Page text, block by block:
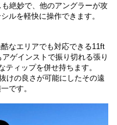
絶妙で、他のアングラーが攻
ルを軽快に操作できます。
なエリアでも対応できる11ft
ゲインストで振り切れる張り
ティップを併せ持ちます。
けの良さが可能にしたその遠
です。